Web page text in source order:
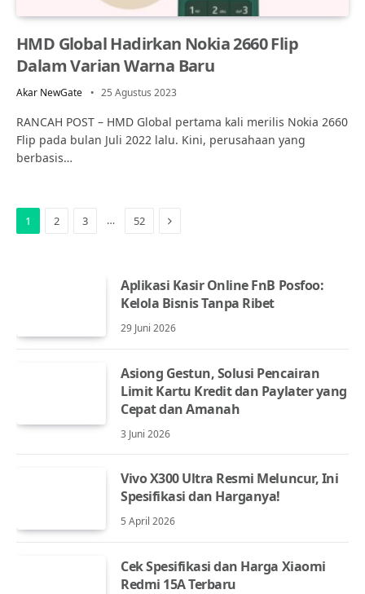
HMD Global Hadirkan Nokia 2660 Flip
Dalam Varian Warna Baru
Akar NewGate 25 Agustus 2023
RANCAH POST – HMD Global pertama kali merilis Nokia 2660
Flip pada bulan Juli 2022 lalu. Kini, perusahaan yang
berbasis…
1 2 3 … 52 Next
Aplikasi Kasir Online FnB Posfoo:
Kelola Bisnis Tanpa Ribet
29 Juni 2026
Asiong Gestun, Solusi Pencairan
Limit Kartu Kredit dan Paylater yang
Cepat dan Amanah
3 Juni 2026
Vivo X300 Ultra Resmi Meluncur, Ini
Spesifikasi dan Harganya!
5 April 2026
Cek Spesifikasi dan Harga Xiaomi
Redmi 15A Terbaru